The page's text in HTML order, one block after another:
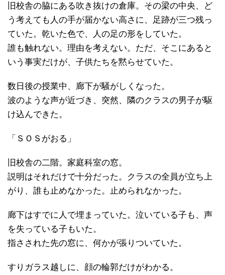
旧校舎の脇にある吹き抜けの倉庫。その梁の中央、ど
う考えても人の手が届かない高さに、足跡が三つ残っ
ていた。乾いた色で、人の足の形をしていた。
誰も触れない。理由を考えない。ただ、そこにあると
いう事実だけが、子供たちを黙らせていた。
数日後の授業中、廊下が騒がしくなった。
波のような声が近づき、突然、隣のクラスの男子が駆
け込んできた。
「ＳＯＳがおる」
旧校舎の二階。家庭科室の窓。
説明はそれだけで十分だった。クラスの全員が立ち上
がり、誰も止めなかった。止められなかった。
廊下はすでに人で埋まっていた。泣いている子も、声
を失っている子もいた。
指さされた先の窓に、何かが張りついていた。
すりガラス越しに、顔の輪郭だけがわかる。